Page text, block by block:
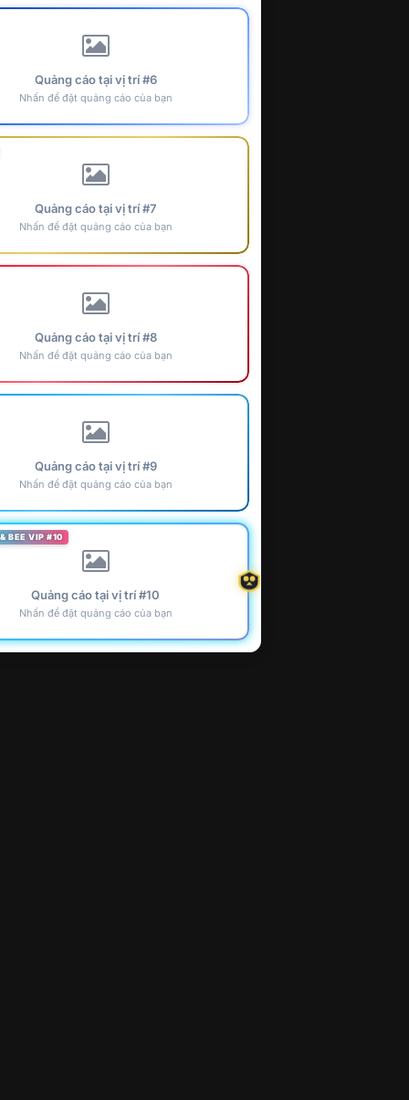
Quảng cáo tại vị trí #6
Nhấn để đặt quảng cáo của bạn
Quảng cáo tại vị trí #7
Nhấn để đặt quảng cáo của bạn
Quảng cáo tại vị trí #8
Nhấn để đặt quảng cáo của bạn
Quảng cáo tại vị trí #9
Nhấn để đặt quảng cáo của bạn
BEE VIP #10
Quảng cáo tại vị trí #10
Nhấn để đặt quảng cáo của bạn